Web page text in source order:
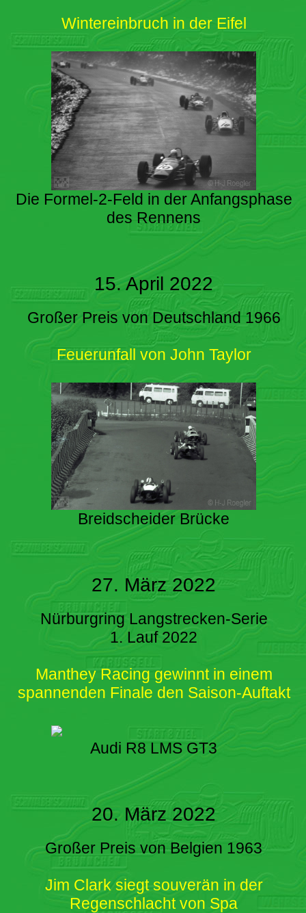
Wintereinbruch in der Eifel
Die Formel-2-Feld in der Anfangsphase
des Rennens
15. April 2022
Großer Preis von Deutschland 1966
Feuerunfall von John Taylor
Breidscheider Brücke
27. März 2022
Nürburgring Langstrecken-Serie
1. Lauf 2022
Manthey Racing gewinnt in einem
spannenden Finale den Saison-Auftakt
Audi R8 LMS GT3
20. März 2022
Großer Preis von Belgien 1963
Jim Clark siegt souverän in der
Regenschlacht von Spa